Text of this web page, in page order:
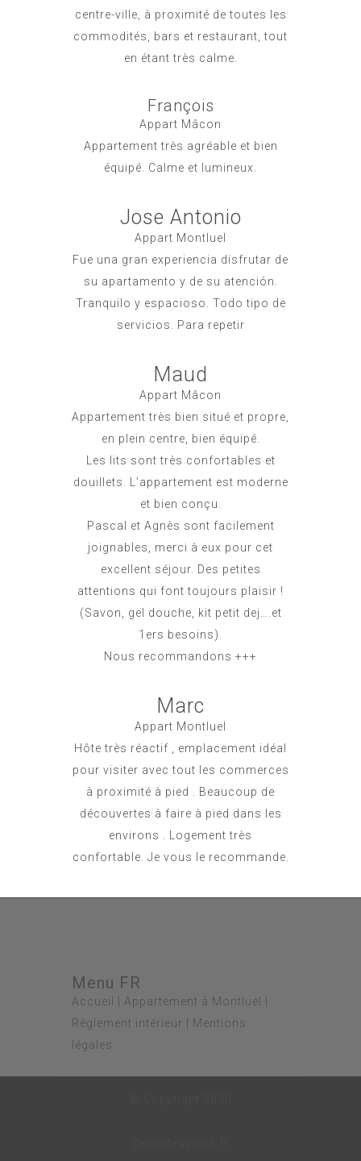
centre-ville, à proximité de toutes les
commodités, bars et restaurant, tout
en étant très calme.
François
Appart Mâcon
Appartement très agréable et bien
équipé. Calme et lumineux.
Jose Antonio
Appart Montluel
Fue una gran experiencia disfrutar de
su apartamento y de su atención.
Tranquilo y espacioso. Todo tipo de
servicios. Para repetir
Maud
Appart Mâcon
Appartement très bien situé et propre,
en plein centre, bien équipé.
Les lits sont très confortables et
douillets. L’appartement est moderne
et bien conçu.
Pascal et Agnès sont facilement
joignables, merci à eux pour cet
excellent séjour. Des petites
attentions qui font toujours plaisir !
(Savon, gel douche, kit petit dej….et
1ers besoins).
Nous recommandons +++
Marc
Appart Montluel
Hôte très réactif , emplacement idéal
pour visiter avec tout les commerces
à proximité à pied . Beaucoup de
découvertes à faire à pied dans les
environs . Logement très
confortable. Je vous le recommande.
Menu FR
Accueil Appartement à Montluel
Règlement intérieur
Mentions
légales